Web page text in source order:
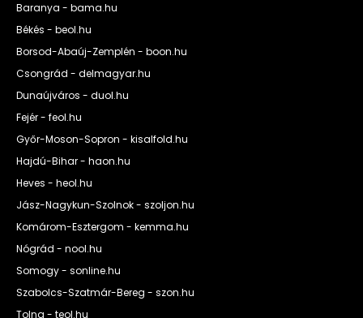
Baranya - bama.hu
Békés - beol.hu
Borsod-Abaúj-Zemplén - boon.hu
Csongrád - delmagyar.hu
Dunaújváros - duol.hu
Fejér - feol.hu
Győr-Moson-Sopron - kisalfold.hu
Hajdú-Bihar - haon.hu
Heves - heol.hu
Jász-Nagykun-Szolnok - szoljon.hu
Komárom-Esztergom - kemma.hu
Nógrád - nool.hu
Somogy - sonline.hu
Szabolcs-Szatmár-Bereg - szon.hu
Tolna - teol.hu